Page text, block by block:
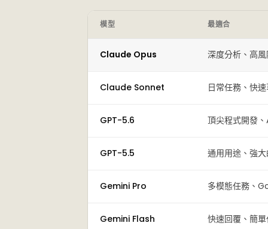
模型 最適合
Claude Opus 深度分析、高
Claude Sonnet 日常任務、快
GPT-5.6 頂尖程式開發
GPT-5.5 通用用途、強
Gemini Pro 多模態任務、
Gemini Flash 快速回覆、簡